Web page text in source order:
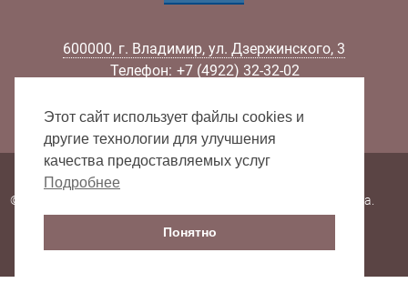
600000, г. Владимир, ул. Дзержинского, 3
Телефон: +7 (4922) 32-32-02
E-mail:
info@lib33.ru
© 2000 - 2026 Владимирская областная научная библиотека.
Все права защищены.
Карта сайта
Этот сайт использует файлы cookies и
другие технологии для улучшения
качества предоставляемых услуг
Подробнее
Понятно